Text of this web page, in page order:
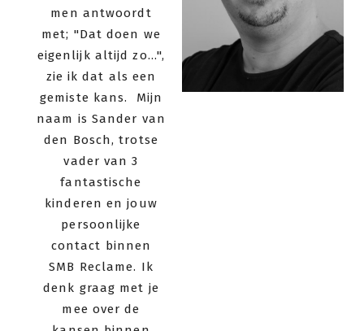
men antwoordt
met; "Dat doen we
eigenlijk altijd zo...",
zie ik dat als een
gemiste kans. Mijn
naam is Sander van
den Bosch, trotse
vader van 3
fantastische
kinderen en jouw
persoonlijke
contact binnen
SMB Reclame. Ik
denk graag met je
mee over de